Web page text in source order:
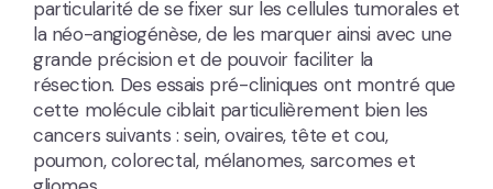
particularité de se fixer sur les cellules tumorales et
la néo-angiogénèse, de les marquer ainsi avec une
grande précision et de pouvoir faciliter la
résection. Des essais pré-cliniques ont montré que
cette molécule ciblait particulièrement bien les
cancers suivants : sein, ovaires, tête et cou,
poumon, colorectal, mélanomes, sarcomes et